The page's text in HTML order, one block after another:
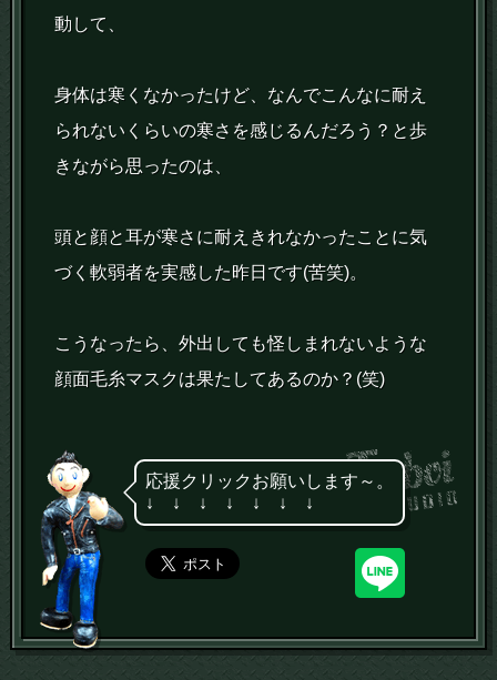
動して、
身体は寒くなかったけど、なんでこんなに耐え
られないくらいの寒さを感じるんだろう？と歩
きながら思ったのは、
頭と顔と耳が寒さに耐えきれなかったことに気
づく軟弱者を実感した昨日です(苦笑)。
こうなったら、外出しても怪しまれないような
顔面毛糸マスクは果たしてあるのか？(笑)
応援クリックお願いします～。
↓ ↓ ↓ ↓ ↓ ↓ ↓